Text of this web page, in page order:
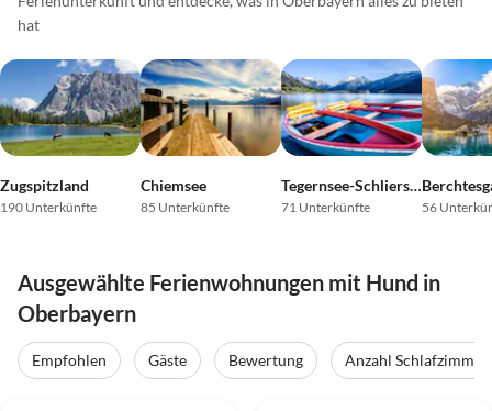
hat
Zugspitzland
190 Unterkünfte
Chiemsee
85 Unterkünfte
Tegernsee-Schliersee
71 Unterkünfte 56
Ausgewählte Ferienwohnungen mit Hund in
Oberbayern
Empfohlen Gäste Bewertung Anzahl Schlafzimmer
Top-Inserat Top-Inserat